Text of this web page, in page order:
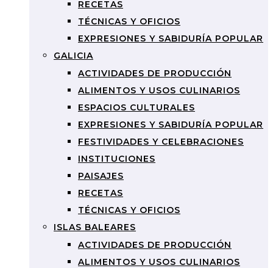
RECETAS
TÉCNICAS Y OFICIOS
EXPRESIONES Y SABIDURÍA POPULAR
GALICIA
ACTIVIDADES DE PRODUCCIÓN
ALIMENTOS Y USOS CULINARIOS
ESPACIOS CULTURALES
EXPRESIONES Y SABIDURÍA POPULAR
FESTIVIDADES Y CELEBRACIONES
INSTITUCIONES
PAISAJES
RECETAS
TÉCNICAS Y OFICIOS
ISLAS BALEARES
ACTIVIDADES DE PRODUCCIÓN
ALIMENTOS Y USOS CULINARIOS